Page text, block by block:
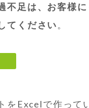
不足は、お客様
てください。
をExcelで作って